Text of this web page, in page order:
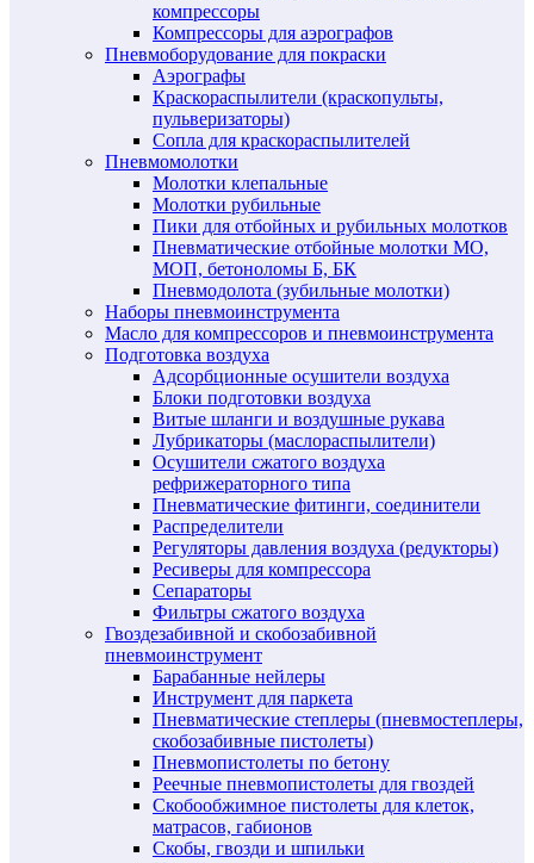
компрессоры
Компрессоры для аэрографов
Пневмоборудование для покраски
Аэрографы
Краскораспылители (краскопульты,
пульверизаторы)
Сопла для краскораспылителей
Пневмомолотки
Молотки клепальные
Молотки рубильные
Пики для отбойных и рубильных молотков
Пневматические отбойные молотки МО,
МОП, бетоноломы Б, БК
Пневмодолота (зубильные молотки)
Наборы пневмоинструмента
Масло для компрессоров и пневмоинструмента
Подготовка воздуха
Адсорбционные осушители воздуха
Блоки подготовки воздуха
Витые шланги и воздушные рукава
Лубрикаторы (маслораспылители)
Осушители сжатого воздуха
рефрижераторного типа
Пневматические фитинги, соединители
Распределители
Регуляторы давления воздуха (редукторы)
Ресиверы для компрессора
Сепараторы
Фильтры сжатого воздуха
Гвоздезабивной и скобозабивной
пневмоинструмент
Барабанные нейлеры
Инструмент для паркета
Пневматические степлеры (пневмостеплеры,
скобозабивные пистолеты)
Пневмопистолеты по бетону
Реечные пневмопистолеты для гвоздей
Скобообжимное пистолеты для клеток,
матрасов, габионов
Скобы, гвозди и шпильки